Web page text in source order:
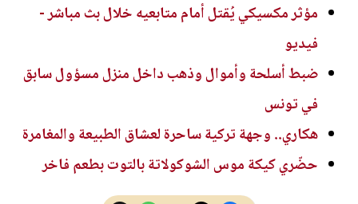
مؤثر مكسيكي يُقتل أمام متابعيه خلال بث مباشر -
فيديو
ضبط أسلحة وأموال وذهب داخل منزل مسؤول سابق
في تونس
هكاري.. وجهة تركية ساحرة لعشاق الطبيعة والمغامرة
حضّري كيكة موس الشوكولاتة بالتوت بطعم فاخر